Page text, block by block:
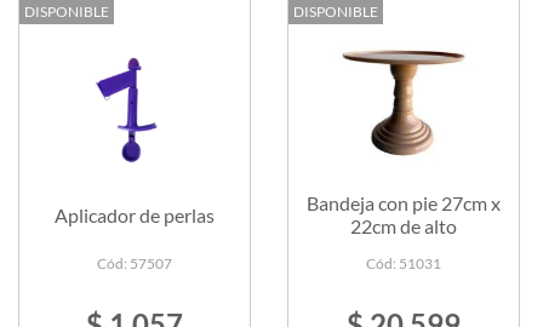
DISPONIBLE
Aplicador de perlas
Cód: 57507
DISPONIBLE
Bandeja con pie 27cm x
22cm de alto
Cód: 51031